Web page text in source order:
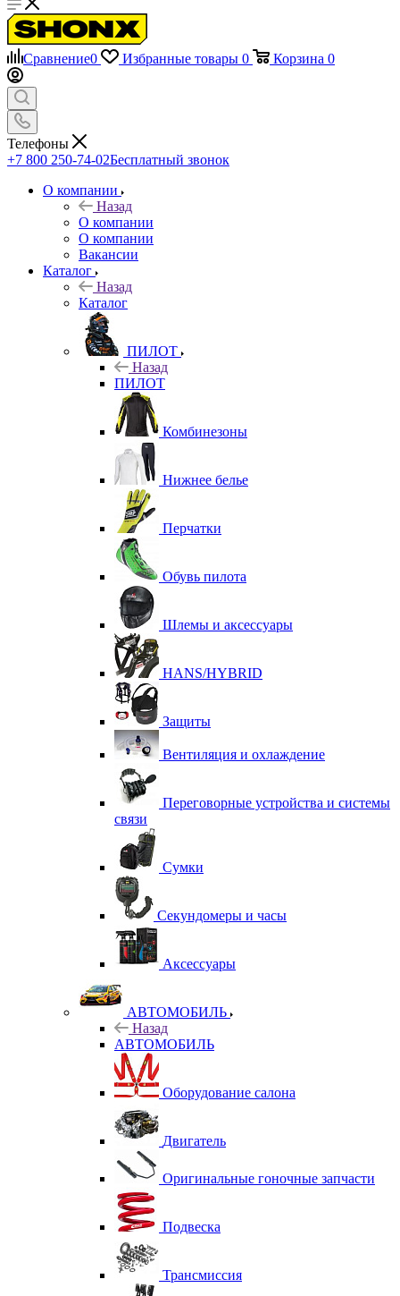
Сравнение0 Избранные товары 0 Корзина 0
Телефоны
+7 800 250-74-02Бесплатный звонок
О компании
Назад
О компании
О компании
Вакансии
Каталог
Назад
Каталог
ПИЛОТ
Назад
ПИЛОТ
Комбинезоны
Нижнее белье
Перчатки
Обувь пилота
Шлемы и аксессуары
HANS/HYBRID
Защиты
Вентиляция и охлаждение
Переговорные устройства и системы
связи
Сумки
Секундомеры и часы
Аксессуары
АВТОМОБИЛЬ
Назад
АВТОМОБИЛЬ
Оборудование салона
Двигатель
Оригинальные гоночные запчасти
Подвеска
Трансмиссия